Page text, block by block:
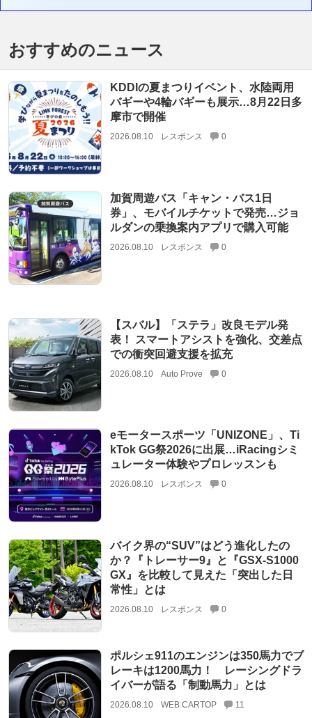
おすすめのニュース
KDDIの夏まつりイベント、水陸両用
バギーや4輪バギーも展示…8月22日多
摩市で開催
2026.08.10 レスポンス 0
加賀周遊バス「キャン・バス1日
券」、モバイルチケットで発売…ジョ
ルダンの乗換案内アプリで購入可能
2026.08.10 レスポンス 0
【スバル】「ステラ」改良モデル発
表！ スマートアシストを強化、交差点
での衝突回避支援を拡充
2026.08.10 Auto Prove 0
eモータースポーツ「UNIZONE」、Ti
kTok GG祭2026に出展…iRacingシミ
ュレーター体験やプロレッスンも
2026.08.10 レスポンス 0
バイク界の“SUV”はどう進化したの
か？『トレーサー9』と『GSX-S1000
GX』を比較して見えた「突出した日
常性」とは
2026.08.10 レスポンス 0
ポルシェ911のエンジンは350馬力でブ
レーキは1200馬力！ レーシングドラ
イバーが語る「制動馬力」とは
2026.08.10 WEB CARTOP 11